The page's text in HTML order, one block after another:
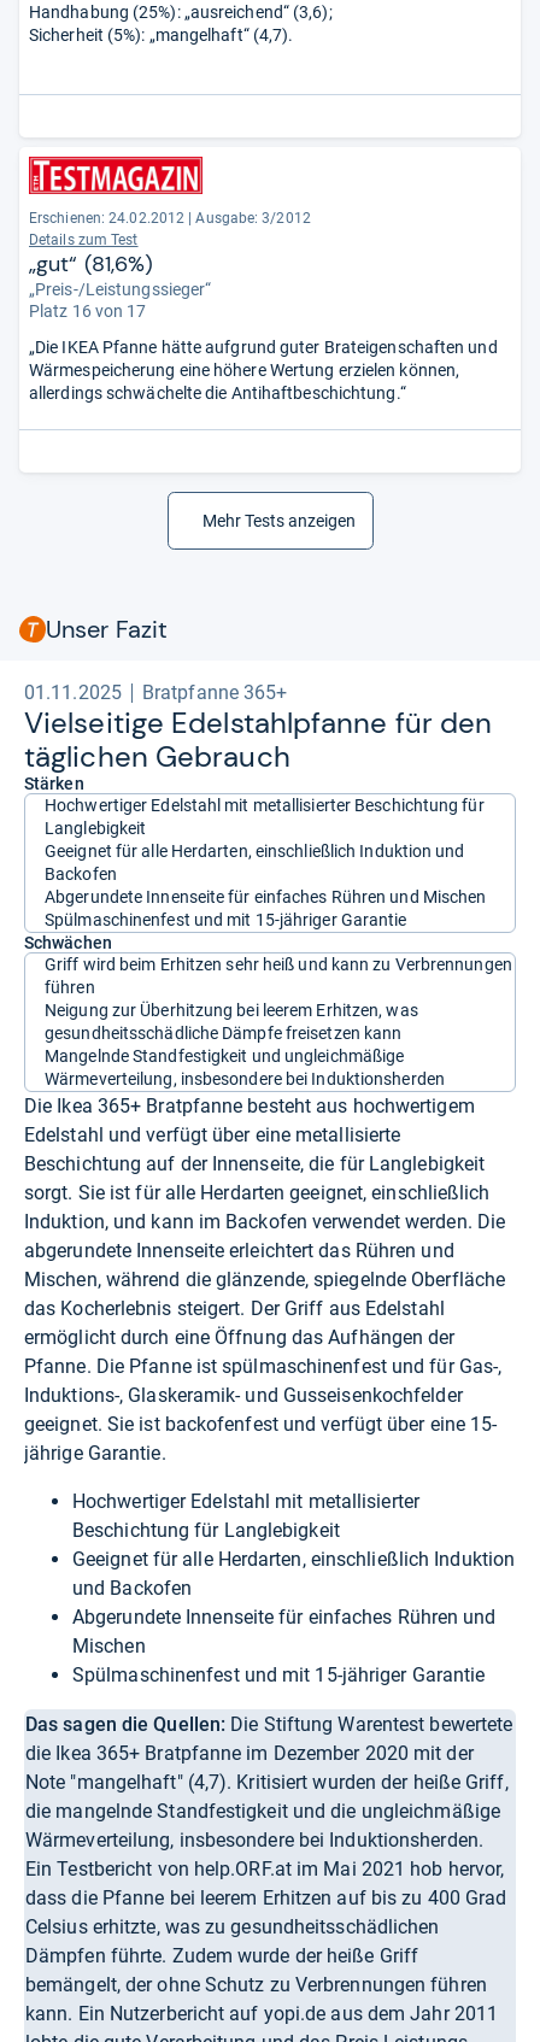
Handhabung (25%): „ausreichend“ (3,6);
Sicherheit (5%): „mangelhaft“ (4,7).
Erschienen: 24.02.2012
Ausgabe: 3/2012
Details zum Test
„gut“ (81,6%)
„Preis-/Leistungssieger“
Platz 16 von 17
„Die IKEA Pfanne hätte aufgrund guter Brateigenschaften und
Wärmespeicherung eine höhere Wertung erzielen können,
allerdings schwächelte die Antihaftbeschichtung.“
Mehr Tests anzeigen
Unser Fazit
01.11.2025 Bratpfanne 365+
Viel­sei­tige Edel­stahl­pfanne für den
täg­li­chen Gebrauch
Stärken
Hochwertiger Edelstahl mit metallisierter Beschichtung für
Langlebigkeit
Geeignet für alle Herdarten, einschließlich Induktion und
Backofen
Abgerundete Innenseite für einfaches Rühren und Mischen
Spülmaschinenfest und mit 15-jähriger Garantie
Schwächen
Griff wird beim Erhitzen sehr heiß und kann zu Verbrennungen
führen
Neigung zur Überhitzung bei leerem Erhitzen, was
gesundheitsschädliche Dämpfe freisetzen kann
Mangelnde Standfestigkeit und ungleichmäßige
Wärmeverteilung, insbesondere bei Induktionsherden
Die Ikea 365+ Bratpfanne besteht aus hochwertigem
Edelstahl und verfügt über eine metallisierte
Beschichtung auf der Innenseite, die für Langlebigkeit
sorgt. Sie ist für alle Herdarten geeignet, einschließlich
Induktion, und kann im Backofen verwendet werden. Die
abgerundete Innenseite erleichtert das Rühren und
Mischen, während die glänzende, spiegelnde Oberfläche
das Kocherlebnis steigert. Der Griff aus Edelstahl
ermöglicht durch eine Öffnung das Aufhängen der
Pfanne. Die Pfanne ist spülmaschinenfest und für Gas-,
Induktions-, Glaskeramik- und Gusseisenkochfelder
geeignet. Sie ist backofenfest und verfügt über eine 15-
jährige Garantie.
Hochwertiger Edelstahl mit metallisierter
Beschichtung für Langlebigkeit
Geeignet für alle Herdarten, einschließlich Induktion
und Backofen
Abgerundete Innenseite für einfaches Rühren und
Mischen
Spülmaschinenfest und mit 15-jähriger Garantie
Das sagen die Quellen: Die Stiftung Warentest bewertete
die Ikea 365+ Bratpfanne im Dezember 2020 mit der
Note "mangelhaft" (4,7). Kritisiert wurden der heiße Griff,
die mangelnde Standfestigkeit und die ungleichmäßige
Wärmeverteilung, insbesondere bei Induktionsherden.
Ein Testbericht von help.ORF.at im Mai 2021 hob hervor,
dass die Pfanne bei leerem Erhitzen auf bis zu 400 Grad
Celsius erhitzte, was zu gesundheitsschädlichen
Dämpfen führte. Zudem wurde der heiße Griff
bemängelt, der ohne Schutz zu Verbrennungen führen
kann. Ein Nutzerbericht auf yopi.de aus dem Jahr 2011